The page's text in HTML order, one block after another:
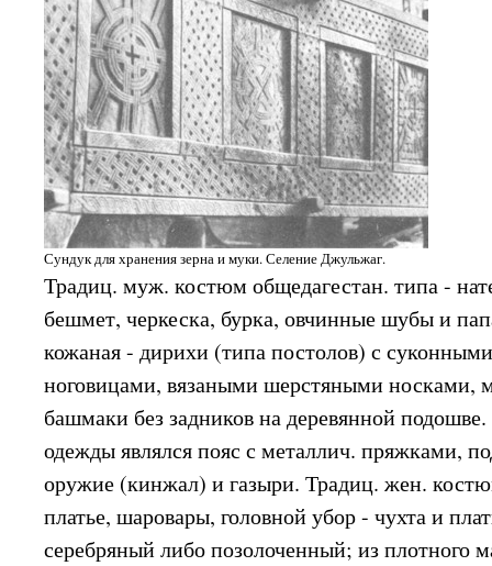
Сундук для хранения зерна и муки. Селение Джульжаг.
Традиц. муж. костюм общедагестан. типа -
бешмет, черкеска, бурка, овчинные шубы и
кожаная - дирихи (типа постолов) с
ноговицами, вязаными шерстяными носками,
башмаки без задников на деревянной
одежды являлся пояс с металлич. пряжками,
оружие (кинжал) и газыри. Традиц. жен.
платье, шаровары, головной убор - чухта и
серебряный либо позолоченный; из плотного